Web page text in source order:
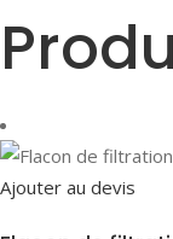
Ajouter au devis